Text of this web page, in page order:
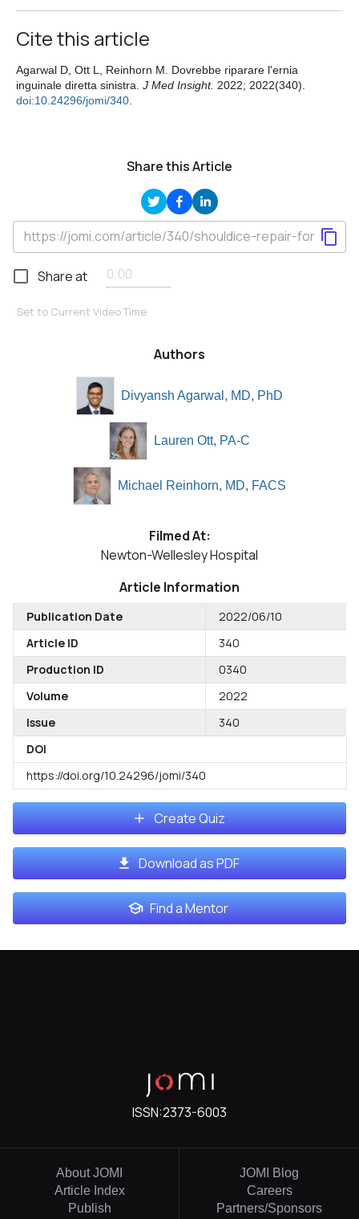
Cite this article
Agarwal D, Ott L, Reinhorn M. Dovrebbe riparare l'ernia
inguinale diretta sinistra. J Med Insight. 2022; 2022(340).
doi:10.24296/jomi/340
Share this Article
Share at
Set to Current Video Time
Authors
Divyansh Agarwal, MD, PhD
Lauren Ott, PA-C
Michael Reinhorn, MD, FACS
Filmed At:
Newton-Wellesley Hospital
Article Information
Publication Date
2022/06/10
Article ID
340
Production ID
0340
Volume
2022
Issue
340
DOI
https://doi.org/10.24296/jomi/340
Create Quiz
Download as PDF
Find a Mentor
ISSN:2373-6003
About JOMI
Article Index
Publish
JOMI Blog
Careers
Partners/Sponsors